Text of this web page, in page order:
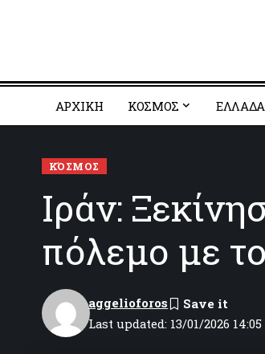
ΑΡΧΙΚΗ ΚΟΣΜΟΣ EΛΛΑΔΑ
ΚΌΣΜΟΣ
Ιράν:
πόλεμο με
Last updated: 13/01/2026 14:05
aggelioforos